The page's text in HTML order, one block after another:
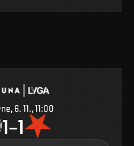
ne, 6. 11., 11:00
1–1